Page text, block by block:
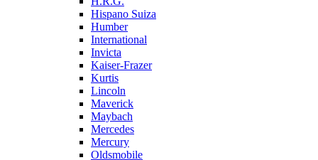
Hispano Suiza
Humber
International
Invicta
Kaiser-Frazer
Kurtis
Lincoln
Maverick
Maybach
Mercedes
Mercury
Oldsmobile